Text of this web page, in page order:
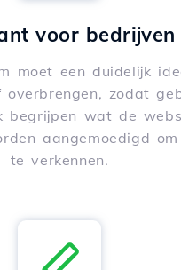
voor bedrijven
moet een duidelijk
zodat
begrijpen wat de
aangemoedigd
te verkennen.